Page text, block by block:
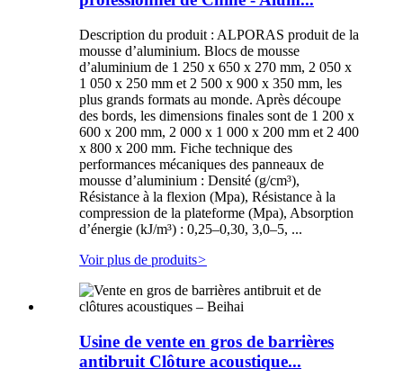
Description du produit : ALPORAS produit de la
mousse d’aluminium. Blocs de mousse
d’aluminium de 1 250 x 650 x 270 mm, 2 050 x
1 050 x 250 mm et 2 500 x 900 x 350 mm, les
plus grands formats au monde. Après découpe
des bords, les dimensions finales sont de 1 200 x
600 x 200 mm, 2 000 x 1 000 x 200 mm et 2 400
x 800 x 200 mm. Fiche technique des
performances mécaniques des panneaux de
mousse d’aluminium : Densité (g/cm³),
Résistance à la flexion (Mpa), Résistance à la
compression de la plateforme (Mpa), Absorption
d’énergie (kJ/m³) : 0,25–0,30, 3,0–5, ...
Voir plus de produits>
Usine de vente en gros de barrières
antibruit Clôture acoustique...